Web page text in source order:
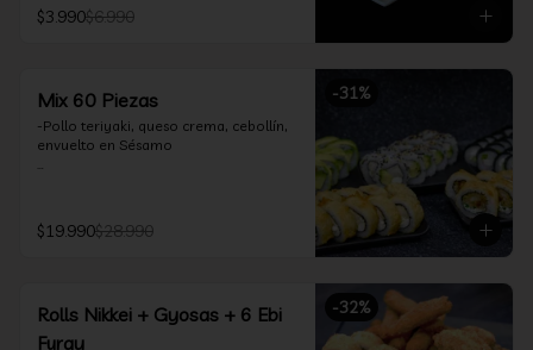
$3.990$6.990
-31%
Mix 60 Piezas
-Pollo teriyaki, queso crema, cebollín,
envuelto en Sésamo
-Camarón furay, queso crema,
frito en tempura.
$19.990$28.990
-32%
Rolls Nikkei + Gyosas + 6 Ebi
Furay